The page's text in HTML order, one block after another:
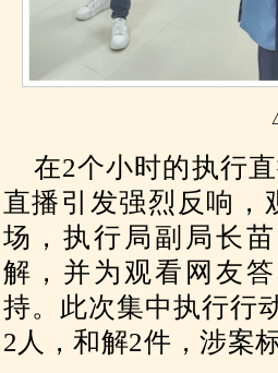
在2个小时的执行
直播引发强烈反响，
场，执行局副局长
解，并为观看网友
持。此次集中执行行
2人，和解2件，涉案